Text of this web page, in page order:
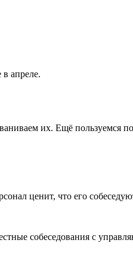
апреле.
их. Ещё пользуемся
ценит, что его
собеседования с